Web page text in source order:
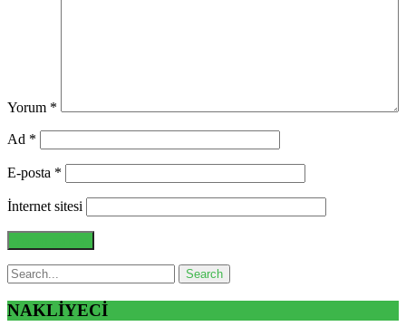
Yorum *
Ad *
E-posta *
İnternet sitesi
NAKLİYECİ